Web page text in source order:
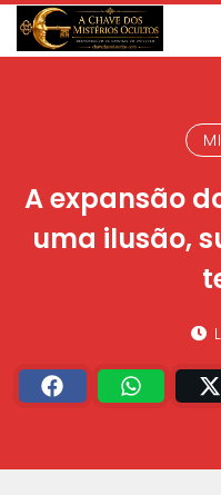
A expansão
uma ilusão,